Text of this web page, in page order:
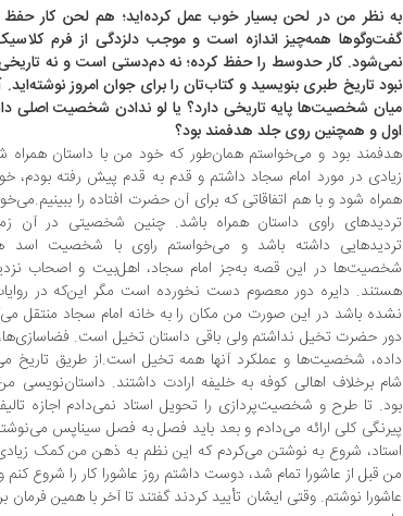
به نظر من در لحن بسیار خوب عمل کرده‌اید‌؛ هم لحن کار
گفت‌وگو‌ها همه‌چیز اندازه است و موجب دلزدگی از فرم
نمی‌شود. کار حد‌وسط را حفظ کرده‌؛ نه دم‌دستی است و نه
نبود تاریخ طبری بنویسید و کتاب‌تان را برای جوان ‌امروز
میان شخصیت‌ها پایه تاریخی دارد؟ یا لو ندادن شخصیت اصلی
اول و همچنین روی جلد هدفمند بود؟
هدفمند بود و می‌خواستم همان‌طور که خود من با داستان همراه
زیادی در مورد امام سجاد داشتم و قدم به قدم پیش رفته بودم،
همراه شود و با هم اتفاقاتی که برای آن حضرت افتاده را
تردید‌های راوی داستان همراه باشد. چنین شخصیتی در آن
تردید‌هایی داشته باشد و می‌خواستم راوی با شخصیت اسد
شخصیت‌ها در این قصه به‌جز امام سجاد، اهل‌بیت و اصحاب
هستند. دایره دور معصوم دست نخورده است مگر این‌که در
نشده باشد در این صورت من مکان را به خانه امام سجاد منتقل
دور حضرت تخیل نداشتم ولی باقی داستان تخیل است. فضاسازی‌ها،
داده، شخصیت‌ها و عملکرد آنها همه تخیل است.از طریق تاریخ
شام برخلاف اهالی کوفه به خلیفه ارادت داشتند.
بود. تا طرح و شخصیت‌پردازی را تحویل استاد نمی‌دادم اجازه
پیرنگی کلی ارائه می‌دادم و بعد باید فصل به فصل سیناپس
استاد، شروع به نوشتن می‌کردم که این نظم به ذهن من کمک
من قبل از عاشورا تمام شد، دوست داشتم روز عاشورا کار را شروع کنم
عاشورا نوشتم. وقتی ایشان تأیید کردند گفتند تا آخر با همین فرمان